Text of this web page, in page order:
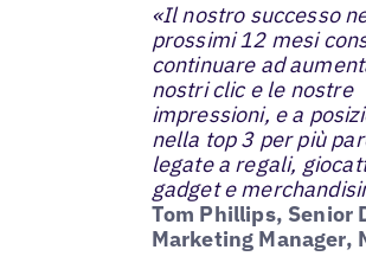
«Il nostro successo
prossimi 12 mesi
continuare ad
nostri clic e le nostre
impressioni, e a
nella top 3 per più
legate a regali,
gadget e
Tom Phillips, Senior
Marketing Manager,